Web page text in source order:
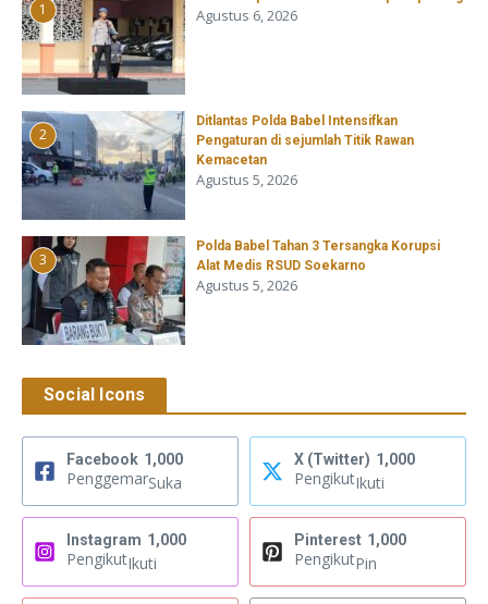
1 Agustus 6, 2026
2
Ditlantas Polda Babel Intensifkan
Pengaturan di sejumlah Titik Rawan
Kemacetan
Agustus 5, 2026
3
Polda Babel Tahan 3 Tersangka Korupsi
Alat Medis RSUD Soekarno
Agustus 5, 2026
Social Icons
Facebook 1,000
PenggemarSuka
X (Twitter) 1,000
PengikutIkuti
Instagram 1,000
PengikutIkuti
Pinterest 1,000
PengikutPin